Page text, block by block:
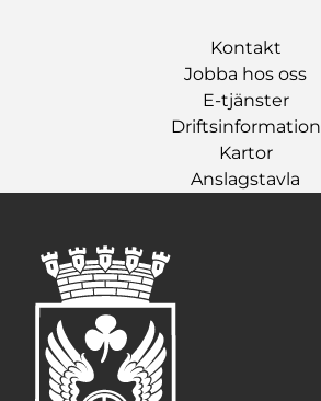
Kontakt
Jobba hos oss
E-tjänster
Driftsinformation
Kartor
Anslagstavla